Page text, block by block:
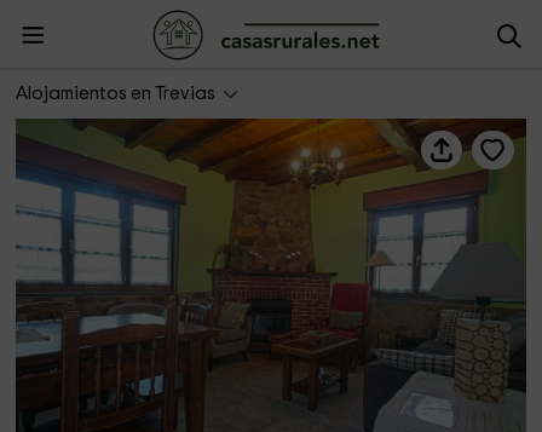
Alojamientos en Trevias
Apartamentos San Martín- Ramón de María